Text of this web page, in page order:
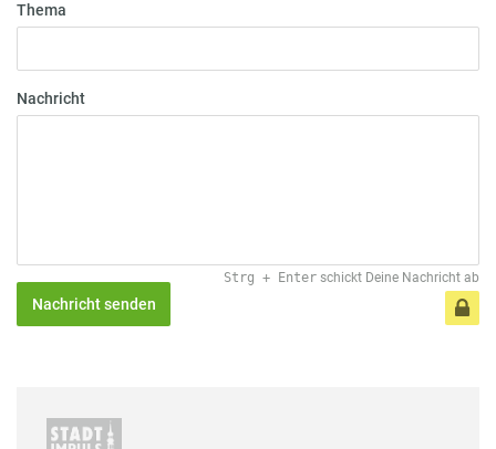
Thema
Nachricht
Strg + Enter schickt Deine Nachricht ab
Nachricht senden